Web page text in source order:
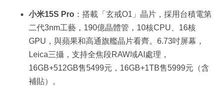
小米15S Pro ：搭載「玄戒O1」晶片，採用台積電第
二代3nm工藝，190億晶體管，10核CPU、16核
GPU，與蘋果和高通旗艦晶片看齊。6.73吋屏幕，
Leica三攝，支持全焦段RAW域AI處理，
16GB+512GB售5499元，16GB+1TB售5999元（含
補貼）。